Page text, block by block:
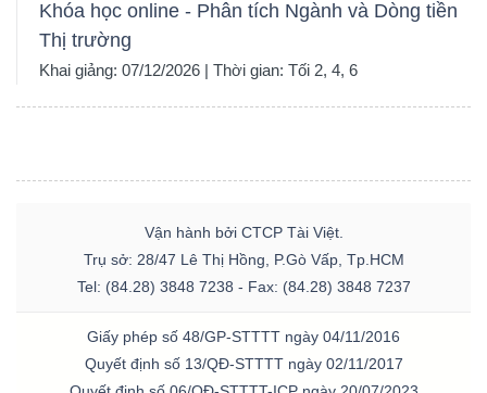
Khóa học online - Phân tích Ngành và Dòng tiền
Thị trường
Khai giảng: 07/12/2026 | Thời gian: Tối 2, 4, 6
Vận hành bởi CTCP Tài Việt.
Trụ sở: 28/47 Lê Thị Hồng, P.Gò Vấp, Tp.HCM
Tel: (84.28) 3848 7238 - Fax: (84.28) 3848 7237
Giấy phép số 48/GP-STTTT ngày 04/11/2016
Quyết định số 13/QĐ-STTTT ngày 02/11/2017